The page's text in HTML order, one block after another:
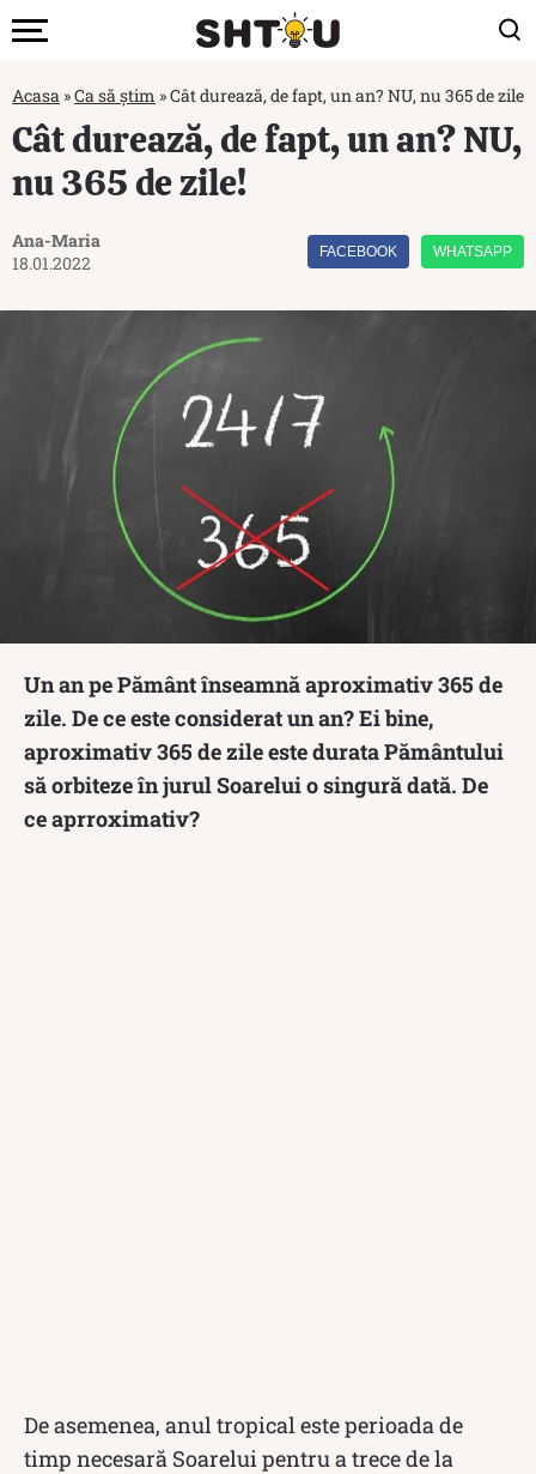
Acasa »Ca să știm »Cât durează, de fapt, un an? NU, nu 365 de zile!
Cât durează, de fapt, un an? NU,
nu 365 de zile!
Ana-Maria
18.01.2022
FACEBOOK WHATSAPP
Un an pe Pământ înseamnă aproximativ 365 de
zile. De ce este considerat un an? Ei bine,
aproximativ 365 de zile este durata Pământului
să orbiteze în jurul Soarelui o singură dată. De
ce aprroximativ?
De asemenea, anul tropical este perioada de
timp necesară Soarelui pentru a trece de la